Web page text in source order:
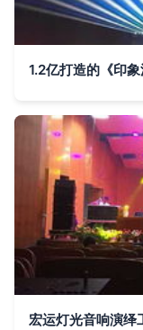
宏运灯光音响演绎